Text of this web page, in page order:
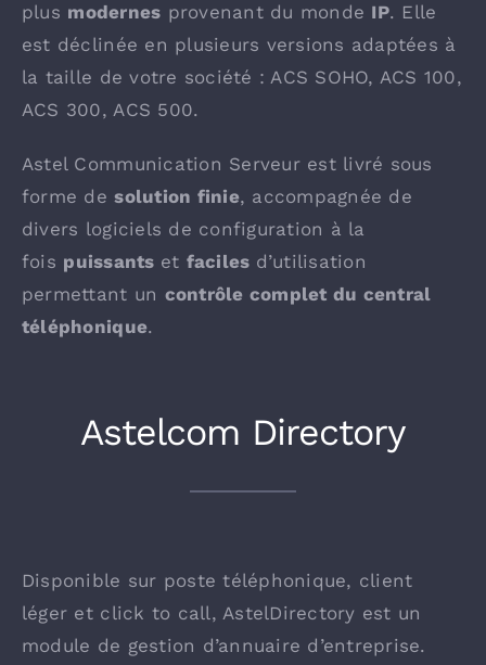
plus modernes provenant du monde IP. Elle
est déclinée en plusieurs versions adaptées à
la taille de votre société : ACS SOHO, ACS 100,
ACS 300, ACS 500.
Astel Communication Serveur est livré sous
forme desolution finie, accompagnée de
divers logiciels de configuration à la
fois puissants et faciles d’utilisation
permettant un contrôle complet du central
téléphonique.
Astelcom Directory
Disponible sur poste téléphonique, client
léger et click to call, AstelDirectory est un
module de gestion d’annuaire d’entreprise.